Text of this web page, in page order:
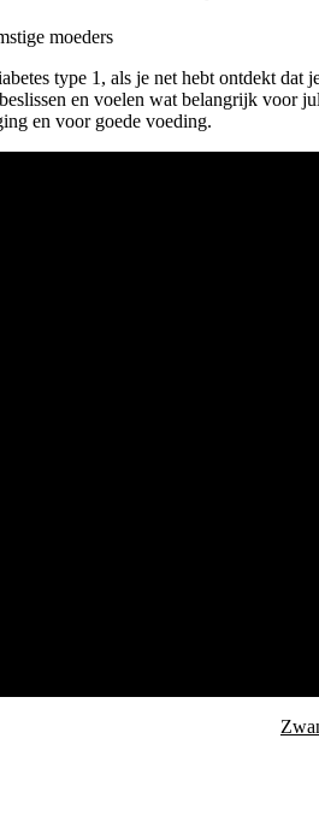
moeders
type 1, als je net hebt ontdekt
en voelen wat belangrijk voor
en voor goede voeding.